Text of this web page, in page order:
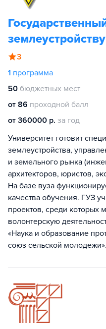
землеустройству
3
1 программа
50 бюджетных мест
от 86 проходной балл
от 360000 р. за год
Университет готовит
землеустройства,
и земельного рынка
архитекторов, юристов,
На базе вуза
качества обучения. ГУЗ
проектов, среди которых
волонтерскую
«Наука и образование
союз сельской молодежи».